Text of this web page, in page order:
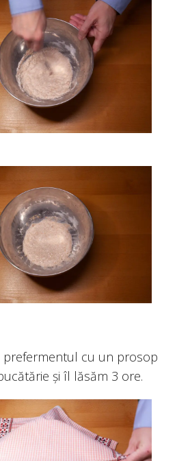
prefermentul cu un prosop
și îl lăsăm 3 ore.